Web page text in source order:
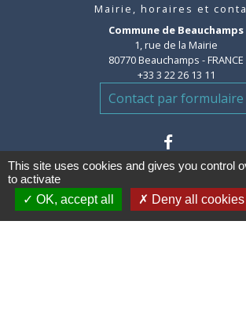
Mairie, horaires et
Commune de Beauchamps
1, rue de la Mairie
80770 Beauchamps - FRANCE
+33 3 22 26 13 11
Contact par formulaire
This site uses cookies and gives you control
to activate
OK, accept all
Deny all cookies